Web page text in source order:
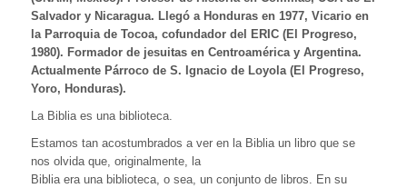
Salvador y Nicaragua. Llegó a Honduras en 1977, Vicario en
la Parroquia de Tocoa, cofundador del ERIC (El Progreso,
1980). Formador de jesuitas en Centroamérica y Argentina.
Actualmente Párroco de S. Ignacio de Loyola (El Progreso,
Yoro, Honduras).
La Biblia es una biblioteca.
Estamos tan acostumbrados a ver en la Biblia un libro que se
nos olvida que, originalmente, la
Biblia era una biblioteca, o sea, un conjunto de libros. En su